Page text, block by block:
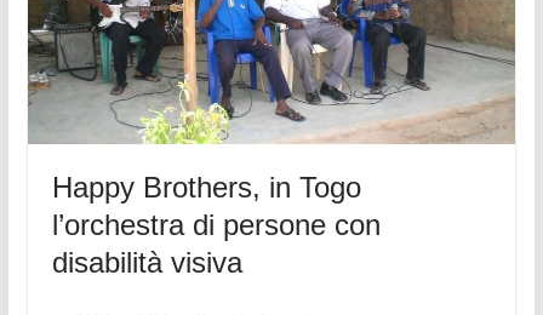
Happy Brothers, in Togo
l’orchestra di persone con
disabilità visiva